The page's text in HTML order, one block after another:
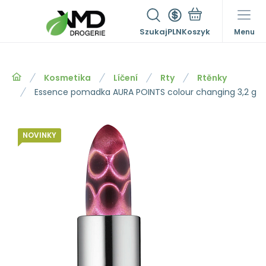
SzukajPLN Menu
Kosmetika Líčení Rty
Rtěnky
Essence pomadka AURA POINTS colour changing 3,2 g
NOVINKY